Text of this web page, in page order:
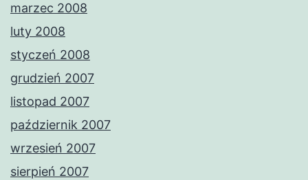
marzec 2008
luty 2008
styczeń 2008
grudzień 2007
listopad 2007
październik 2007
wrzesień 2007
sierpień 2007